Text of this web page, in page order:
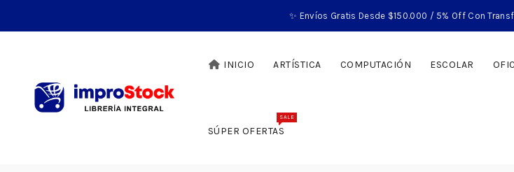
✨ Envíos Gratis Desde $150.000 / 5% Off Con
INICIO ARTÍSTICA COMPUTACIÓN ESCOLAR
SÚPER OFERTAS
SALE